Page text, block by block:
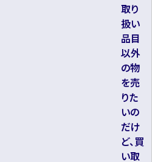
取り
扱い
品目
以外
の物
を売
りた
いの
だけ
ど、買
い取